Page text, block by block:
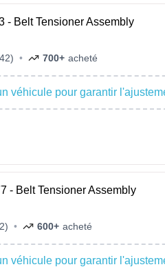
- Belt Tensioner Assembly
• 700+ acheté
véhicule pour garantir
- Belt Tensioner Assembly
• 600+ acheté
véhicule pour garantir